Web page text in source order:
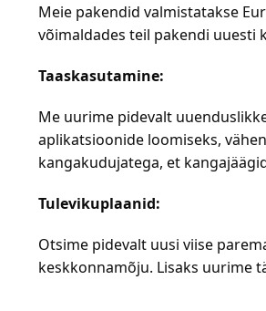
Meie pakendid valmistatakse
võimaldades teil pakendi uuesti
Taaskasutamine:
Me uurime pidevalt
aplikatsioonide loomiseks,
kangakudujatega, et
Tulevikuplaanid:
Otsime pidevalt uusi viise
keskkonnamõju. Lisaks uurime